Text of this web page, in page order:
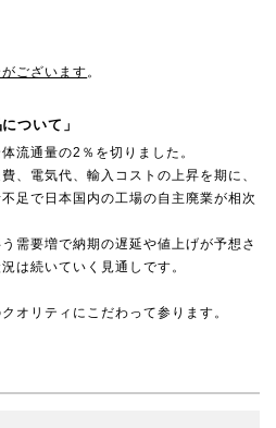
ございます。
ついて」
流通量の2％を切りました。
、電気代、輸入コストの上昇を期に、
足で日本国内の工場の自主廃業が相次
需要増で納期の遅延や値上げが予想さ
は続いていく見通しです。
オリティにこだわって参ります。